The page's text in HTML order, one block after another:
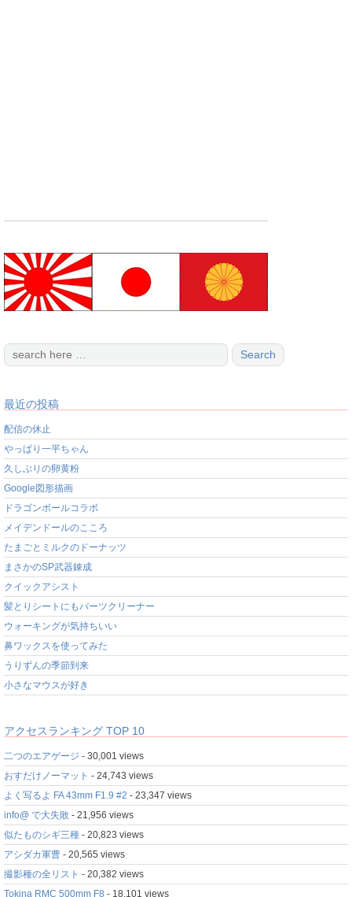
最近の投稿
配信の休止
やっぱり一平ちゃん
久しぶりの卵黄粉
Google図形描画
ドラゴンボールコラボ
メイデンドールのこころ
たまごとミルクのドーナッツ
まさかのSP武器錬成
クイックアシスト
髪とりシートにもパーツクリーナー
ウォーキングが気持ちいい
鼻ワックスを使ってみた
うりずんの季節到来
小さなマウスが好き
アクセスランキング TOP 10
二つのエアゲージ - 30,001 views
おすだけノーマット - 24,743 views
よく写るよ FA 43mm F1.9 #2 - 23,347 views
info@ で大失敗 - 21,956 views
似たものシギ三種 - 20,823 views
アシダカ軍曹 - 20,565 views
撮影種の全リスト - 20,382 views
Tokina RMC 500mm F8 - 18,101 views